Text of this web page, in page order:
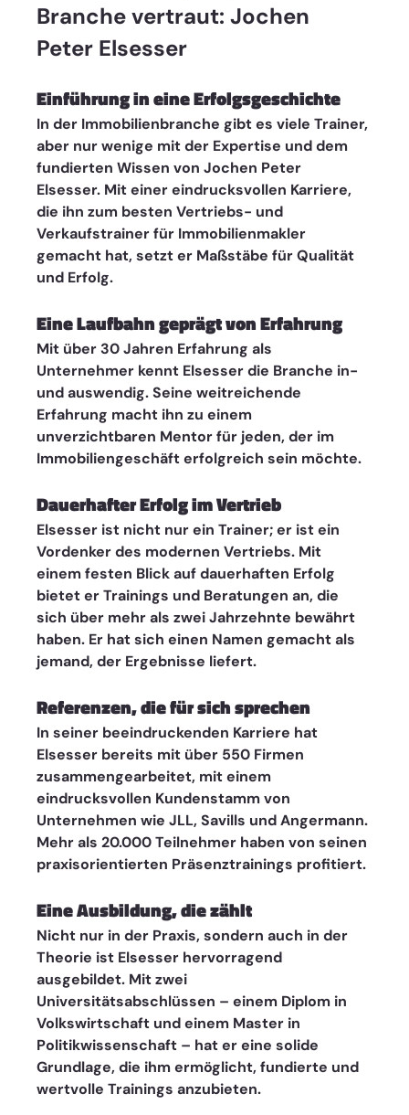
Branche vertraut: Jochen
Peter Elsesser
Einführung in eine Erfolgsgeschichte
In der Immobilienbranche gibt es viele Trainer,
aber nur wenige mit der Expertise und dem
fundierten Wissen von Jochen Peter
Elsesser. Mit einer eindrucksvollen Karriere,
die ihn zum besten Vertriebs- und
Verkaufstrainer für Immobilienmakler
gemacht hat, setzt er Maßstäbe für Qualität
und Erfolg.
Eine Laufbahn geprägt von Erfahrung
Mit über 30 Jahren Erfahrung als
Unternehmer kennt Elsesser die Branche in-
und auswendig. Seine weitreichende
Erfahrung macht ihn zu einem
unverzichtbaren Mentor für jeden, der im
Immobiliengeschäft erfolgreich sein möchte.
Dauerhafter Erfolg im Vertrieb
Elsesser ist nicht nur ein Trainer; er ist ein
Vordenker des modernen Vertriebs. Mit
einem festen Blick auf dauerhaften Erfolg
bietet er Trainings und Beratungen an, die
sich über mehr als zwei Jahrzehnte bewährt
haben. Er hat sich einen Namen gemacht als
jemand, der Ergebnisse liefert.
Referenzen, die für sich sprechen
In seiner beeindruckenden Karriere hat
Elsesser bereits mit über 550 Firmen
zusammengearbeitet, mit einem
eindrucksvollen Kundenstamm von
Unternehmen wie JLL, Savills und Angermann.
Mehr als 20.000 Teilnehmer haben von seinen
praxisorientierten Präsenztrainings profitiert.
Eine Ausbildung, die zählt
Nicht nur in der Praxis, sondern auch in der
Theorie ist Elsesser hervorragend
ausgebildet. Mit zwei
Universitätsabschlüssen – einem Diplom in
Volkswirtschaft und einem Master in
Politikwissenschaft – hat er eine solide
Grundlage, die ihm ermöglicht, fundierte und
wertvolle Trainings anzubieten.